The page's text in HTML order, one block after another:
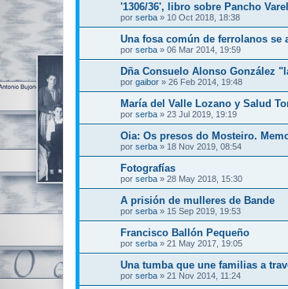
'1306/36', libro sobre Pancho
por serba » 10 Oct 2018, 18:38
Una fosa común de ferrolanos se
por serba » 06 Mar 2014, 19:59
Dña Consuelo Alonso González
por gaibor » 26 Feb 2014, 19:48
María del Valle Lozano y Salud
por serba » 23 Jul 2019, 19:19
Oia: Os presos do Mosteiro.
por serba » 18 Nov 2019, 08:54
Fotografías
por serba » 28 May 2018, 15:30
A prisión de mulleres de Bande
por serba » 15 Sep 2019, 19:53
Francisco Ballón Pequeño
por serba » 21 May 2017, 19:05
Una tumba que une familias a
por serba » 21 Nov 2014, 11:24